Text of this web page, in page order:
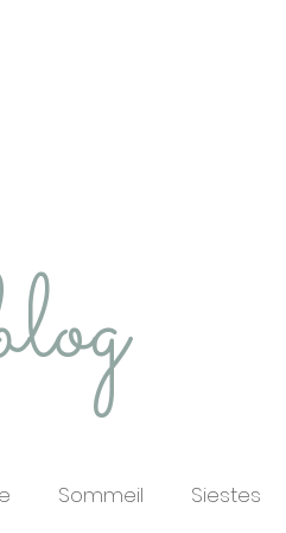
Sommeil Siestes